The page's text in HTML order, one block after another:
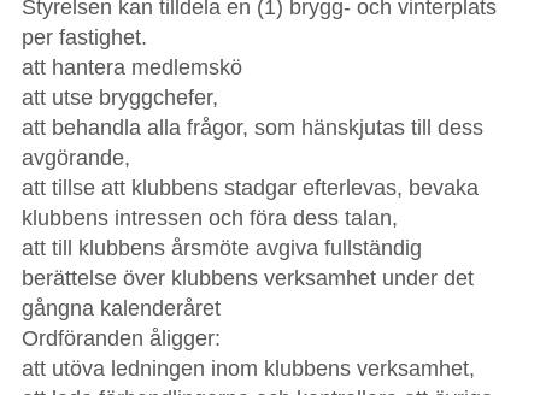
Styrelsen kan tilldela en (1) brygg- och vinterplats
per fastighet.
att hantera medlemskö
att utse bryggchefer,
att behandla alla frågor, som hänskjutas till dess
avgörande,
att tillse att klubbens stadgar efterlevas, bevaka
klubbens intressen och föra dess talan,
att till klubbens årsmöte avgiva fullständig
berättelse över klubbens verksamhet under det
gångna kalenderåret
Ordföranden åligger:
att utöva ledningen inom klubbens verksamhet,